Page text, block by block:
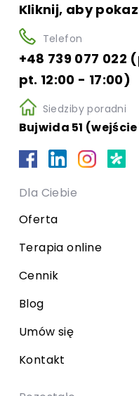
Kliknij, aby
Telefon
+48 739 077 022
pt. 12:00 - 17:00)
Siedziby poradni
Bujwida 51
Dla Ciebie
Oferta
Terapia online
Cennik
Blog
Umów się
Kontakt